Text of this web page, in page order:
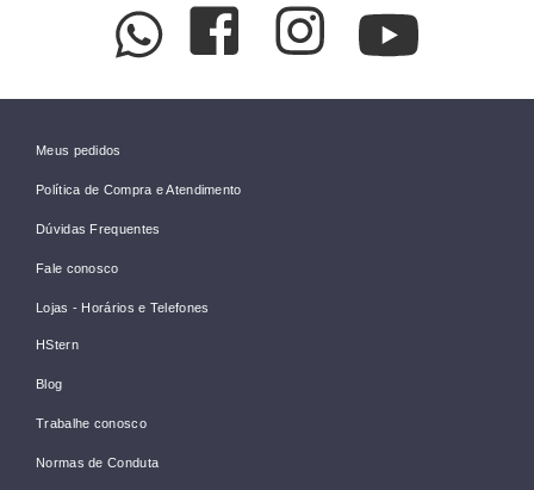
Meus pedidos
Política de Compra e Atendimento
Dúvidas Frequentes
Fale conosco
Lojas - Horários e Telefones
HStern
Blog
Trabalhe conosco
Normas de Conduta